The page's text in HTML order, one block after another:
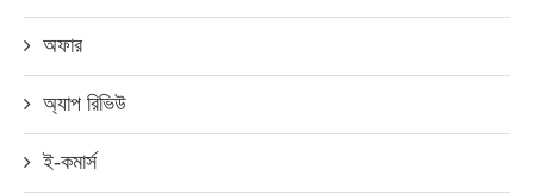
অফার
অ্যাপ রিভিউ
ই-কমার্স